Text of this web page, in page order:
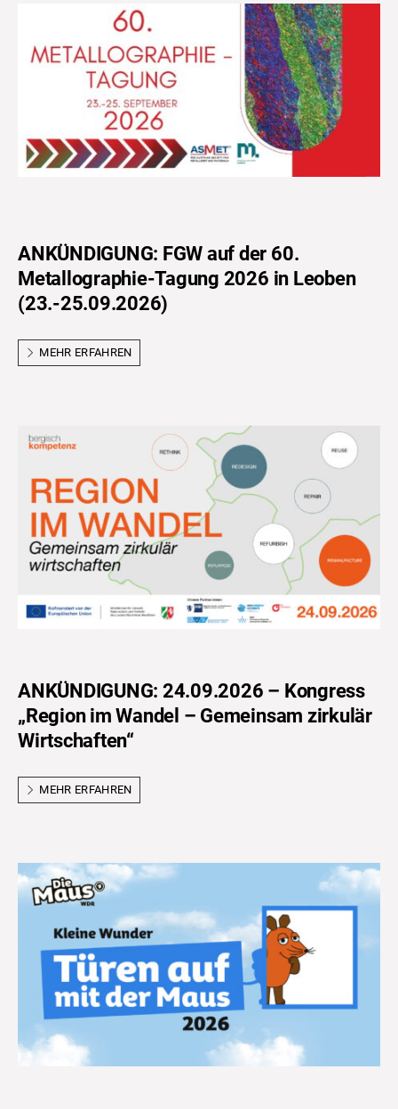
ANKÜNDIGUNG: FGW auf der 60.
Metallographie-Tagung 2026 in Leoben
(23.-25.09.2026)
MEHR ERFAHREN
ANKÜNDIGUNG: 24.09.2026 – Kongress
„Region im Wandel – Gemeinsam zirkulär
Wirtschaften“
MEHR ERFAHREN